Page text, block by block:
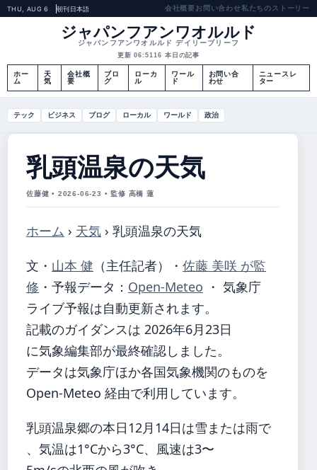
THU, AUG 6 朝刊日本語 会社概要お問い合わせ私たちのストーリー
ジャパンフアンワオルルド
ジャパンフアンワオルルド デイリーブリーフ
更新 06:5116 本日の記事
ホー
ム
天
気
会社概
要
ブロ
グ
ローカ
ル
ワール
ド
お問い合
わせ
ニュースレ
ター
テック ビジネス ブログ ローカル ワールド 政治
乳頭温泉の天気
佐藤健 • 2026-06-23 • 監修 高橋 蓮
ホーム › 天気 › 乳頭温泉の天気
文・ 山本 健 （主任記者） ・ 佐藤 美咲 が監
修 ・ 予報データ： Open-Meteo ・ 気象庁
ライブ予報は自動更新されます。
記載のガイダンスは 2026年6月23日
に気象編集部が最終確認しました。
データは気象庁ほか各国気象機関のものを
Open-Meteo 経由で利用しています。
乳頭温泉郷の本日12月14日は雪または雨で
、気温は1°Cから3°C、風速は3〜